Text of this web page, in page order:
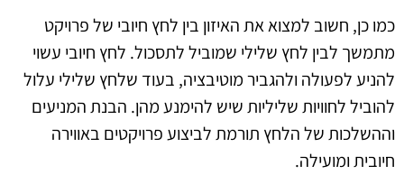
כמו כן, חשוב למצוא את האיזון בין לחץ חיובי של פרויקט
מתמשך לבין לחץ שלילי שמוביל לתסכול. לחץ חיובי עשוי
להניע לפעולה ולהגביר מוטיבציה, בעוד שלחץ שלילי עלול
להוביל לחוויות שליליות שיש להימנע מהן. הבנת המניעים
וההשלכות של הלחץ תורמת לביצוע פרויקטים באווירה
חיובית ומועילה.